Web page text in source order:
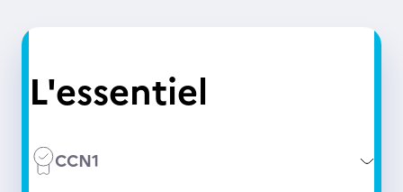
L'essentiel
CCN1